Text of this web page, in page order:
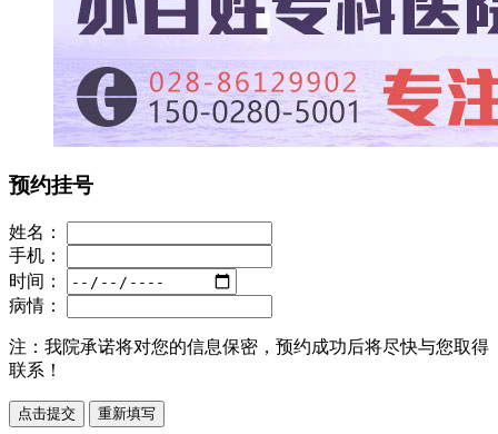
预约挂号
姓名：
手机：
时间：
病情：
注： 我院承诺将对您的信息保密，预约成功后将尽快与您取得
联系！